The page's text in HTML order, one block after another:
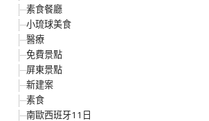
素食餐廳
小琉球美食
醫療
免費景點
屏東景點
新建案
素食
南歐西班牙11日